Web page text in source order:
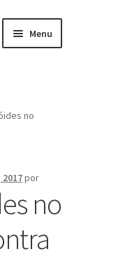
Menu
no
por
no